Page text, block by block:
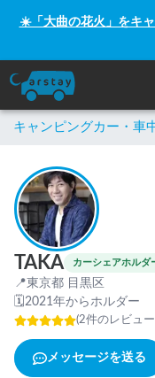
☀️「大曲の花火」をキ
キャンピングカー・車
TAKA カーシェアホルダ
📍東京都 目黒区
🗓2021年からホルダー
(2件のレビュー
メッセージを送る